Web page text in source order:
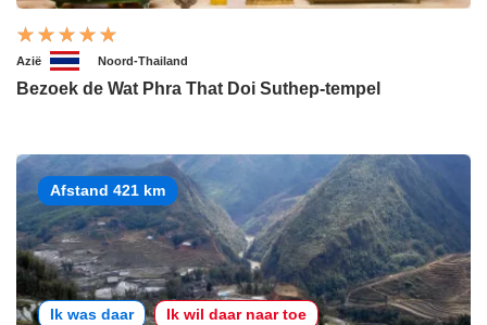
Azië Noord-Thailand
Bezoek de Wat Phra That Doi Suthep-tempel
Afstand 421 km
Ik was daar Ik wil daar naar toe